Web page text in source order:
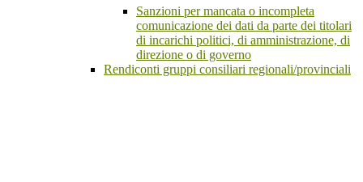
Sanzioni per mancata o incompleta
comunicazione dei dati da parte dei titolari
di incarichi politici, di amministrazione, di
direzione o di governo
Rendiconti gruppi consiliari regionali/provinciali